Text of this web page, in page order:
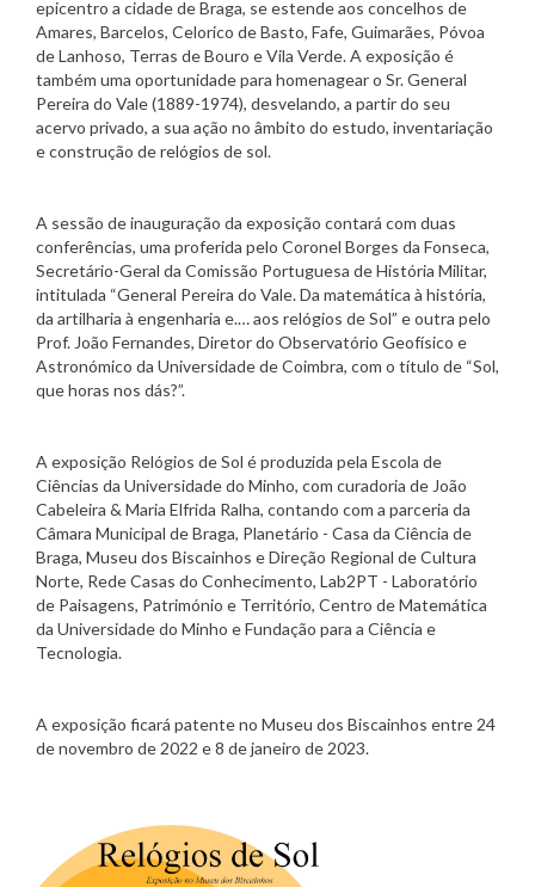
epicentro a cidade de Braga, se estende aos concelhos de
Amares, Barcelos, Celorico de Basto, Fafe, Guimarães, Póvoa
de Lanhoso, Terras de Bouro e Vila Verde. A exposição é
também uma oportunidade para homenagear o Sr. General
Pereira do Vale (1889-1974), desvelando, a partir do seu
acervo privado, a sua ação no âmbito do estudo, inventariação
e construção de relógios de sol.
A sessão de inauguração da exposição contará com duas
conferências, uma proferida pelo Coronel Borges da Fonseca,
Secretário-Geral da Comissão Portuguesa de História Militar,
intitulada “General Pereira do Vale. Da matemática à história,
da artilharia à engenharia e.… aos relógios de Sol” e outra pelo
Prof. João Fernandes, Diretor do Observatório Geofísico e
Astronómico da Universidade de Coimbra, com o título de “Sol,
que horas nos dás?”.
A exposição Relógios de Sol é produzida pela Escola de
Ciências da Universidade do Minho, com curadoria de João
Cabeleira & Maria Elfrida Ralha, contando com a parceria da
Câmara Municipal de Braga, Planetário - Casa da Ciência de
Braga, Museu dos Biscainhos e Direção Regional de Cultura
Norte, Rede Casas do Conhecimento, Lab2PT - Laboratório
de Paisagens, Património e Território, Centro de Matemática
da Universidade do Minho e Fundação para a Ciência e
Tecnologia.
A exposição ficará patente no Museu dos Biscainhos entre 24
de novembro de 2022 e 8 de janeiro de 2023.